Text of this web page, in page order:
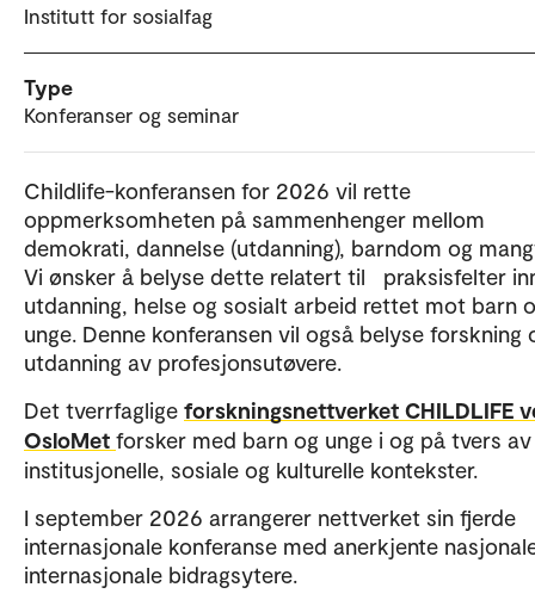
Institutt for sosialfag
Type
Konferanser og seminar
Childlife-konferansen for 2026 vil rette
oppmerksomheten på sammenhenger mellom
demokrati, dannelse (utdanning), barndom og
Vi ønsker å belyse dette relatert til praksisfelter
utdanning, helse og sosialt arbeid rettet mot barn
unge. Denne konferansen vil også belyse forskning
utdanning av profesjonsutøvere.
Det tverrfaglige forskningsnettverket CHILDLIFE
OsloMet forsker med barn og unge i og på tvers
institusjonelle, sosiale og kulturelle kontekster.
I september 2026 arrangerer nettverket sin fjerde
internasjonale konferanse med anerkjente
internasjonale bidragsytere.